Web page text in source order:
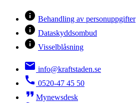
info Behandling av personuppgifter
info Dataskyddsombud
info Visselblåsning
local_post_office info@kraftstaden.se
call 0520-47 45 50
format_quote Mynewsdesk